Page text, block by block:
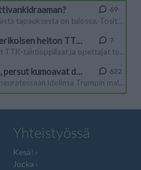
Yhteistyössä
Kesä!
Jocka